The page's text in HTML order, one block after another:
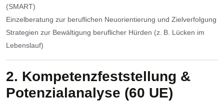
(SMART)
Einzelberatung zur beruflichen Neuorientierung und Zielverfolgung
Strategien zur Bewältigung beruflicher Hürden (z. B. Lücken im
Lebenslauf)
2. Kompetenzfeststellung &
Potenzialanalyse (60 UE)